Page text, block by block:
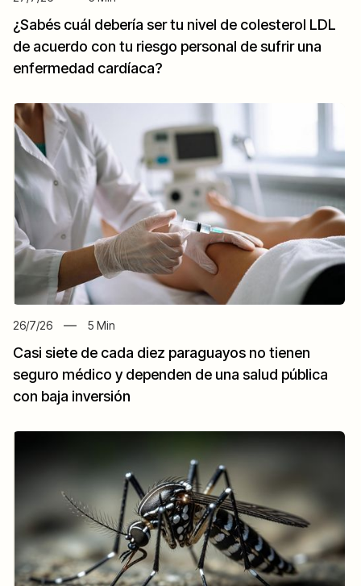
¿Sabés cuál debería ser tu nivel de colesterol LDL
de acuerdo con tu riesgo personal de sufrir una
enfermedad cardíaca?
26/7/26 5 Min
Casi siete de cada diez paraguayos no tienen
seguro médico y dependen de una salud pública
con baja inversión